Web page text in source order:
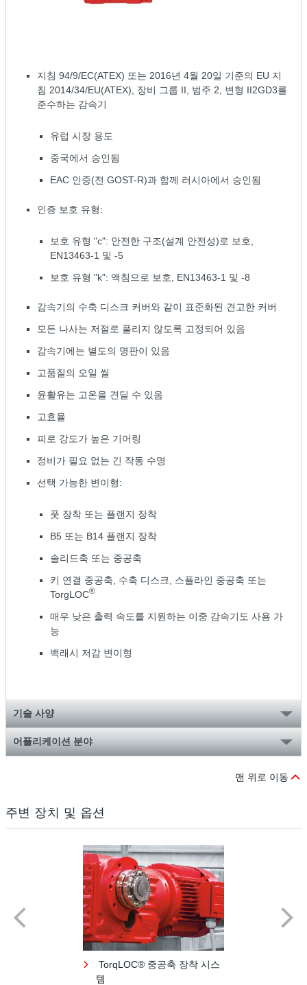
지침 94/9/EC(ATEX) 또는 2016년 4월 20일 기준의 EU 지
침 2014/34/EU(ATEX), 장비 그룹 II, 범주 2, 변형 II2GD3를
준수하는 감속기
유럽 시장 용도
중국에서 승인됨
EAC 인증(전 GOST-R)과 함께 러시아에서 승인됨
인증 보호 유형:
보호 유형 "c": 안전한 구조(설계 안전성)로 보호,
EN13463-1 및 -5
보호 유형 "k": 액침으로 보호, EN13463-1 및 -8
감속기의 수축 디스크 커버와 같이 표준화된 견고한 커버
모든 나사는 저절로 풀리지 않도록 고정되어 있음
감속기에는 별도의 명판이 있음
고품질의 오일 씰
윤활유는 고온을 견딜 수 있음
고효율
피로 강도가 높은 기어링
정비가 필요 없는 긴 작동 수명
선택 가능한 변이형:
풋 장착 또는 플랜지 장착
B5 또는 B14 플랜지 장착
솔리드축 또는 중공축
키 연결 중공축, 수축 디스크, 스플라인 중공축 또는
TorgLOC®
매우 낮은 출력 속도를 지원하는 이중 감속기도 사용 가
능
백래시 저감 변이형
기술 사양
어플리케이션 분야
맨 위로 이동
주변 장치 및 옵션
TorqLOC® 중공축 장착 시스
템